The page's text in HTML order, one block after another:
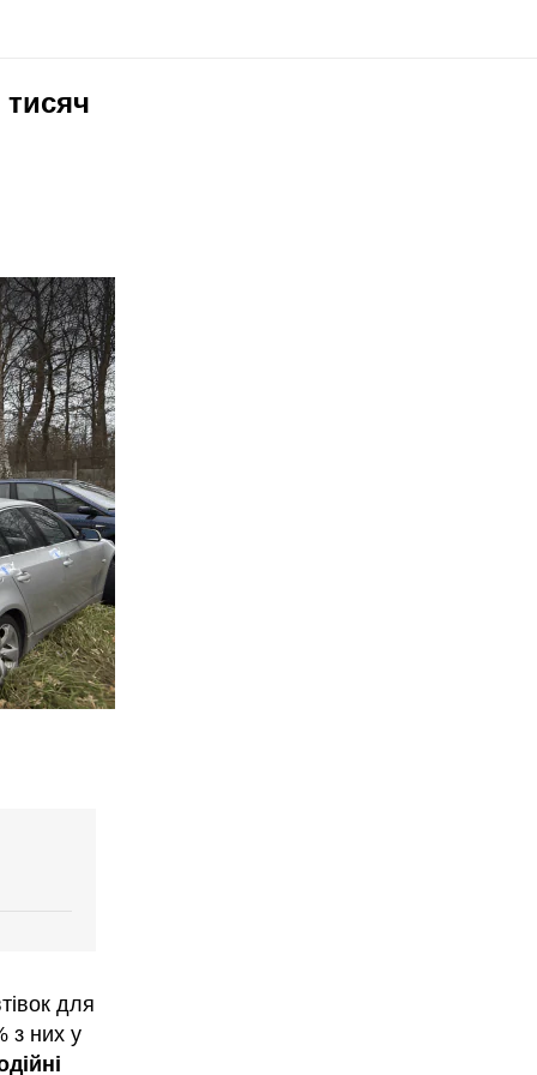
для
з них у